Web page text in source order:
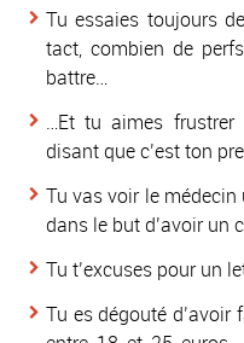
Tu essaies toujours
tact, combien de
battre…
…Et tu aimes
disant que c’est ton
Tu vas voir le médecin
dans le but d’avoir un
Tu t’excuses pour un
Tu es dégouté d’avoir